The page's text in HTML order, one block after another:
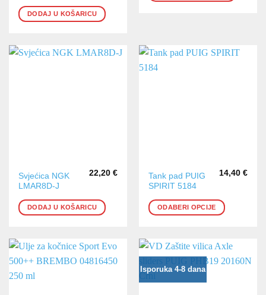
DODAJ U KOŠARICU
Svjećica NGK
LMAR8D-J
22,20 €
DODAJ U KOŠARICU
Tank pad PUIG
SPIRIT 5184
14,40 €
ODABERI OPCIJE
Ovaj
proizvod
ima
više
se
mogu
Isporuka 4-8 dana